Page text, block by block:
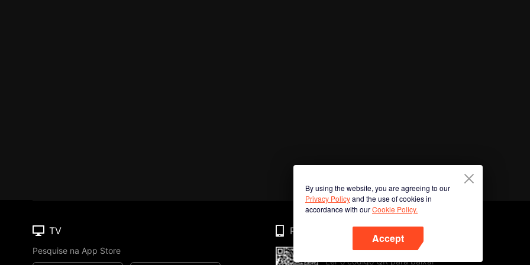
By using the website, you are agreeing to our
Privacy Policyand the use of cookies in
accordance with ourCookie Policy.
Accept
TV
Pesquise na App Store
Phone
Ler o código QR para baixar